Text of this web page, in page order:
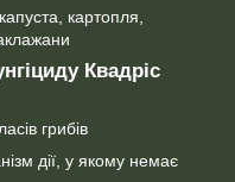
картопля,
Квадріс
грибів
дії, у якому немає